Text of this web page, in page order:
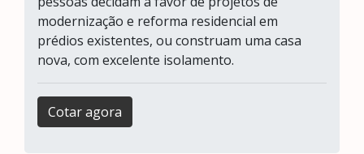
modernização e reforma residencial em
prédios existentes, ou construam uma casa
nova, com excelente isolamento.
Cotar agora